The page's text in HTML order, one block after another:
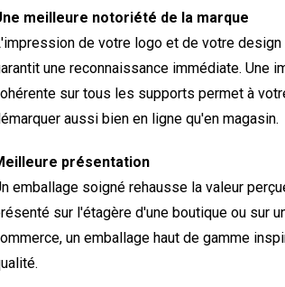
meilleure notoriété de la marque
de votre logo et de votre
une reconnaissance immédiate. Une
sur tous les supports permet à
aussi bien en ligne qu'en magasin.
présentation
emballage soigné rehausse la valeur
sur l'étagère d'une boutique ou sur
un emballage haut de gamme